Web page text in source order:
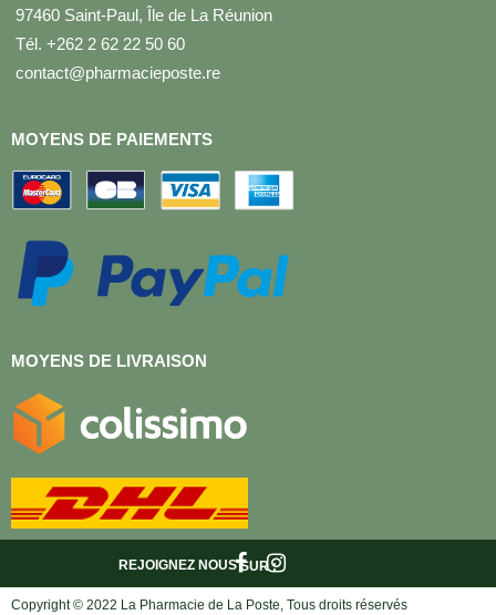
97460 Saint-Paul, Île de La Réunion
Tél. +262 2 62 22 50 60
contact@pharmacieposte.re
MOYENS DE PAIEMENTS
MOYENS DE LIVRAISON
SUR :
REJOIGNEZ NOUS
Copyright © 2022 La Pharmacie de La Poste, Tous droits réservés